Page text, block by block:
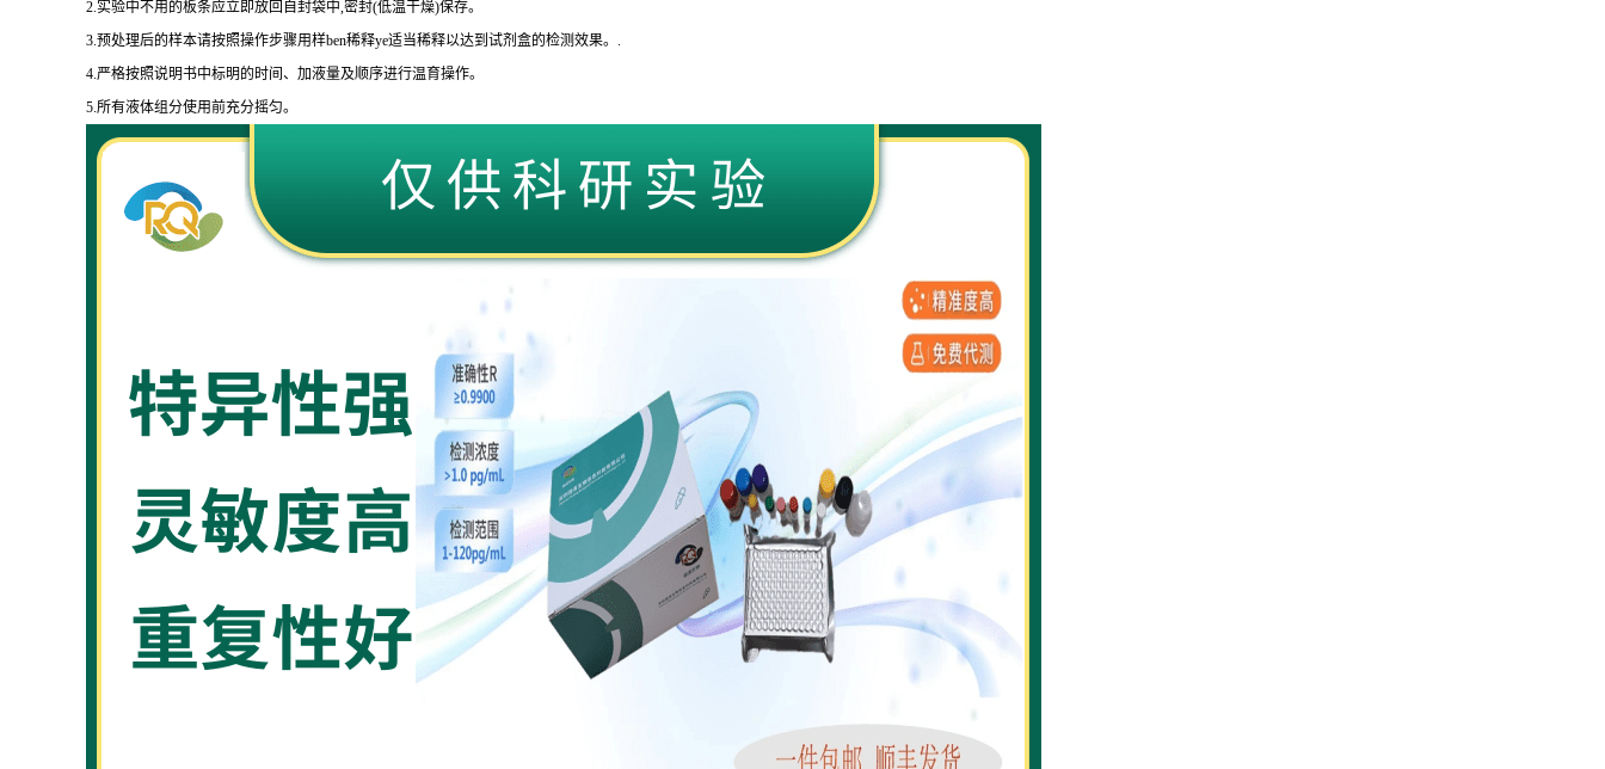
2.实验中不用的板条应立即放回自封袋中,密封(低温干燥)保存。
3.预处理后的样本请按照操作步骤用样ben稀释ye适当稀释以达到试剂盒的检测效果。 .
4.严格按照说明书中标明的时间、加液量及顺序进行温育操作。
5.所有液体组分使用前充分摇匀。